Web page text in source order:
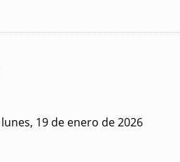
19 de enero de 2026